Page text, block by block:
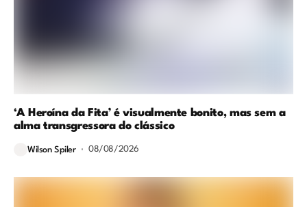
‘A Heroína da Fita’ é visualmente bonito, mas sem a
alma transgressora do clássico
Wilson Spiler 08/08/2026